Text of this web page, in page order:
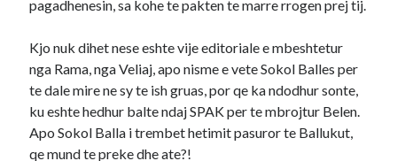
pagadhenesin, sa kohe te pakten te marre rrogen prej tij.
Kjo nuk dihet nese eshte vije editoriale e mbeshtetur
nga Rama, nga Veliaj, apo nisme e vete Sokol Balles per
te dale mire ne sy te ish gruas, por qe ka ndodhur sonte,
ku eshte hedhur balte ndaj SPAK per te mbrojtur Belen.
Apo Sokol Balla i trembet hetimit pasuror te Ballukut,
qe mund te preke dhe ate?!